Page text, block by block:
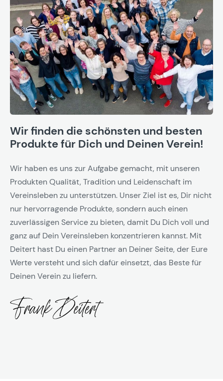
Wir finden die schönsten und besten
Produkte für Dich und Deinen Verein!
Wir haben es uns zur Aufgabe gemacht, mit unseren
Produkten Qualität, Tradition und Leidenschaft im
Vereinsleben zu unterstützen. Unser Ziel ist es, Dir nicht
nur hervorragende Produkte, sondern auch einen
zuverlässigen Service zu bieten, damit Du Dich voll und
ganz auf Dein Vereinsleben konzentrieren kannst. Mit
Deitert hast Du einen Partner an Deiner Seite, der Eure
Werte versteht und sich dafür einsetzt, das Beste für
Deinen Verein zu liefern.